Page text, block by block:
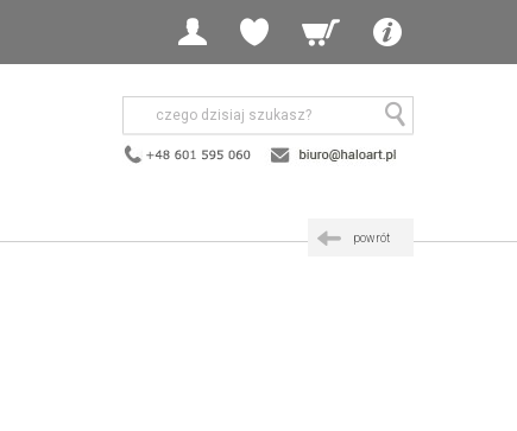
powrót